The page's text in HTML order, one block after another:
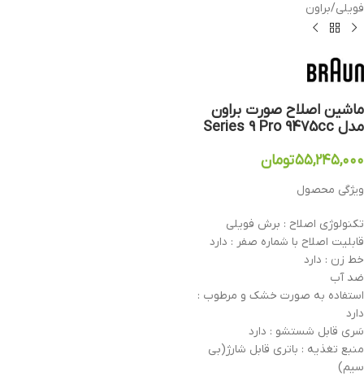
فویلی/براون
ماشین اصلاح صورت براون
مدل Series 9 Pro 9475cc
۵۵,۲۴۵,۰۰۰تومان
ویژگی محصول
تکنولوژی اصلاح : برش فویلی
قابلیت اصلاح با شماره صفر : دارد
خط زن : دارد
ضد آب
استفاده به صورت خشک و مرطوب :
دارد
سَری قابل شستشو : دارد
منبع تغذیه : باتری قابل شارژ(بی
سیم)